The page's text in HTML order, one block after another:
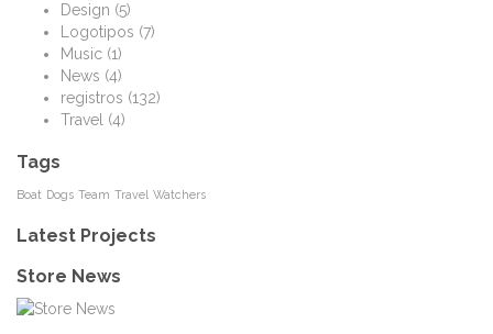
Design (5)
Logotipos (7)
Music (1)
News (4)
registros (132)
Travel (4)
Tags
Boat Dogs Team Travel Watchers
Latest Projects
Store News